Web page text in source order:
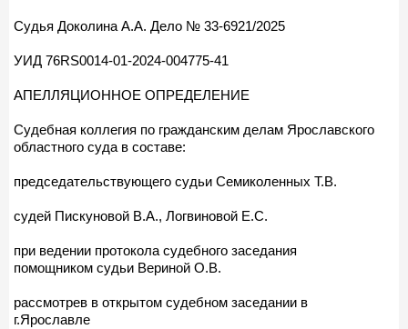
Судья Доколина А.А. Дело № 33-6921/2025
УИД 76RS0014-01-2024-004775-41
АПЕЛЛЯЦИОННОЕ ОПРЕДЕЛЕНИЕ
Судебная коллегия по гражданским делам Ярославского
областного суда в составе:
председательствующего судьи Семиколенных Т.В.
судей Пискуновой В.А., Логвиновой Е.С.
при ведении протокола судебного заседания
помощником судьи Вериной О.В.
рассмотрев в открытом судебном заседании в
г.Ярославле